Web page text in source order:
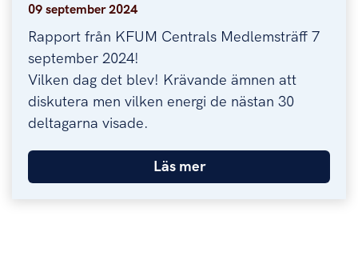
09 september 2024
Rapport från KFUM Centrals Medlemsträff 7
september 2024!
Vilken dag det blev! Krävande ämnen att
diskutera men vilken energi de nästan 30
deltagarna visade.
Läs mer